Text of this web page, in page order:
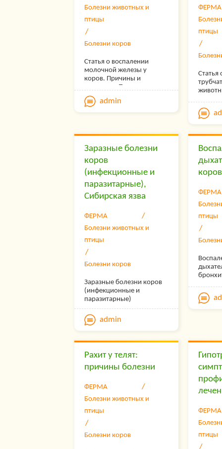
Болезни животных и
птицы
Болезни коров
Статья о воспалении
молочной железы у
коров. Причины и
следствия. Течение
болезни.
admin
ФЕРМА
птицы
Статья
ткани
Заразные болезни
коров
(инфекционные и
паразитарные),
Сибирская язва
ФЕРМА
Болезни животных и
птицы
Болезни коров
Заразные болезни коров
(инфекционные и
паразитарные)
admin
ФЕРМА
птицы
Рахит у телят:
причины болезни
ФЕРМА
Болезни животных и
птицы
Болезни коров
ФЕРМА
птицы